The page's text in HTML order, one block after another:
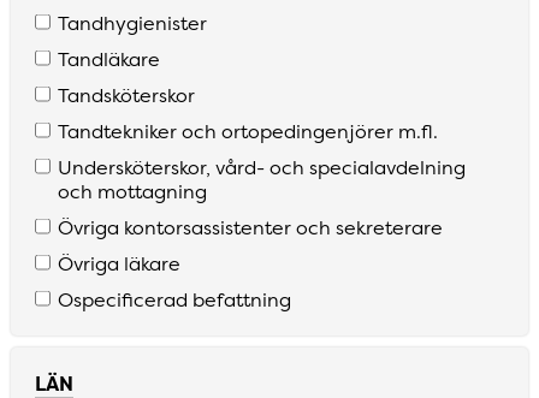
Tandhygienister
Tandläkare
Tandsköterskor
Tandtekniker och ortopedingenjörer m­.fl­.
Undersköterskor­, vård­- och specialavdelning
och mottagning
Övriga kontorsassistenter och sekreterare
Övriga läkare
Ospecificerad befattning
LÄN